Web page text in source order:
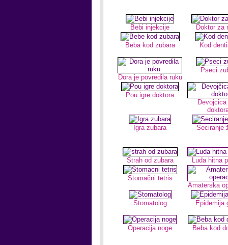
Bebi injekcije Doktor za
Beba kod zubara Kod
Dora je povredila ruku
Pseci
Pou igre doktora
Devojcica
Igra zubara Seciranje
Strah od zubara Luda hitna
Stomačni tetris
Amaterska
Stomatolog Epidemija
Operacija noge Beba kod